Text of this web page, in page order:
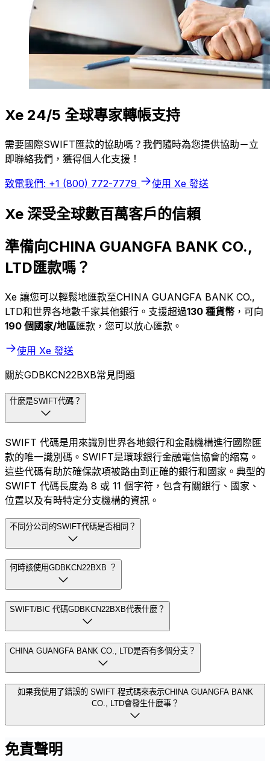
Xe 24/5 全球專家轉帳支持
需要國際SWIFT匯款的協助嗎？我們隨時為您提供協助－立
即聯絡我們，獲得個人化支援！
致電我們: +1 (800) 772-7779 使用 Xe 發送
Xe 深受全球數百萬客戶的信賴
準備向CHINA GUANGFA BANK CO.,
LTD匯款嗎？
Xe 讓您可以輕鬆地匯款至CHINA GUANGFA BANK CO.,
LTD和世界各地數千家其他銀行。支援超過130 種貨幣 ，可向
190 個國家/地區匯款，您可以放心匯款。
使用 Xe 發送
關於GDBKCN22BXB常見問題
什麼是SWIFT代碼？
SWIFT 代碼是用來識別世界各地銀行和金融機構進行國際匯
款的唯一識別碼。SWIFT是環球銀行金融電信協會的縮寫。
這些代碼有助於確保款項被路由到正確的銀行和國家。典型的
SWIFT 代碼長度為 8 或 11 個字符，包含有關銀行、國家、
位置以及有時特定分支機構的資訊。
不同分公司的SWIFT代碼是否相同？
何時該使用GDBKCN22BXB ？
SWIFT/BIC 代碼GDBKCN22BXB代表什麼？
CHINA GUANGFA BANK CO., LTD是否有多個分支？
如果我使用了錯誤的 SWIFT 程式碼來表示CHINA GUANGFA BANK
CO., LTD會發生什麼事？
免責聲明